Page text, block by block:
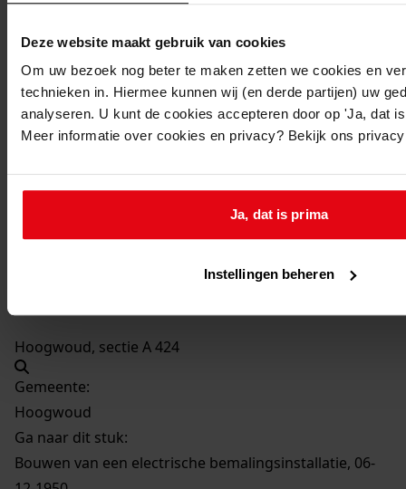
Deze website maakt gebruik van cookies
Om uw bezoek nog beter te maken zetten we cookies en
technieken in. Hiermee kunnen wij (en derde partijen) uw
analyseren. U kunt de cookies accepteren door op 'Ja, dat
Meer informatie over cookies en privacy? Bekijk ons
Ja, dat is prima
Instellingen beheren
Bouwen van een electrische bemalingsinstallatie
Datum vergunning:
06-12-1950
Adres:
Hoogwoud, sectie A 424
Gemeente:
Hoogwoud
Ga naar dit stuk:
Bouwen van een electrische bemalingsinstallatie, 06-